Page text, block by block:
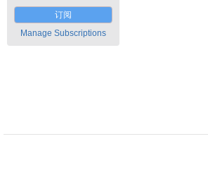
订阅
Manage Subscriptions